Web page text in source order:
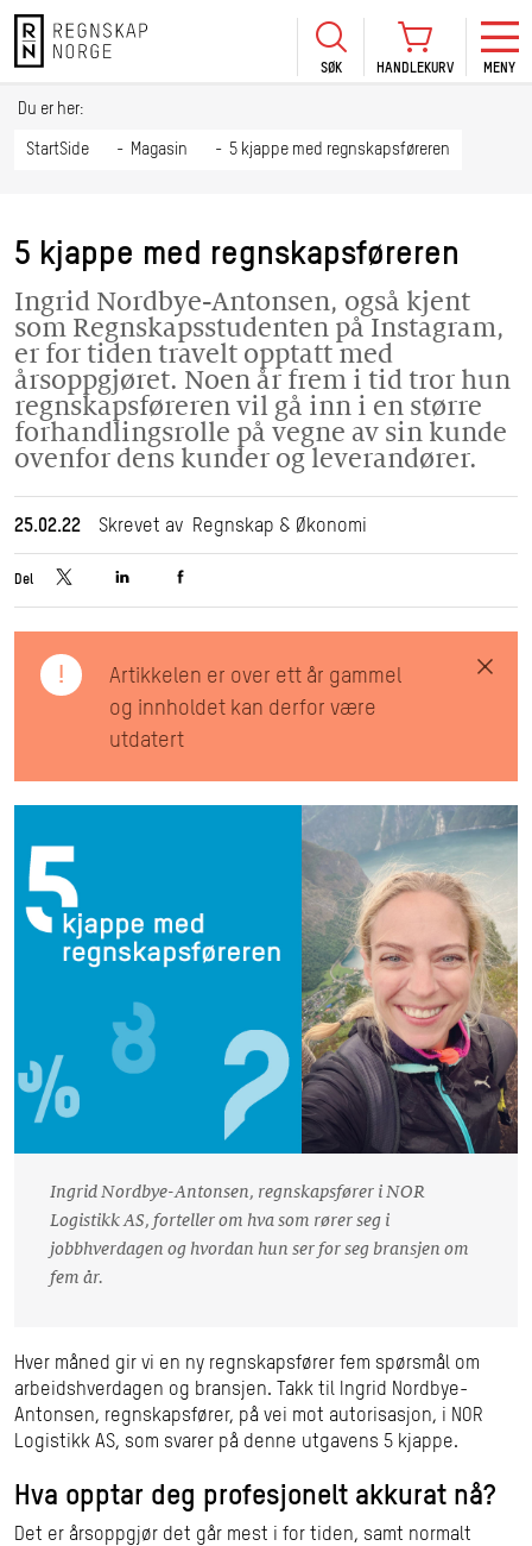
SØK HANDLEKURV MENY
2026
Kurs
Du er her:
StartSide Magasin 5 kjappe med regnskapsføreren
5 kjappe med regnskapsføreren
Ingrid Nordbye-Antonsen, også kjent
som Regnskapsstudenten på Instagram,
er for tiden travelt opptatt med
årsoppgjøret. Noen år frem i tid tror hun
regnskapsføreren vil gå inn i en større
forhandlingsrolle på vegne av sin kunde
ovenfor dens kunder og leverandører.
25.02.22 Skrevet av Regnskap & Økonomi
Del
!
Artikkelen er over ett år gammel
og innholdet kan derfor være
utdatert
Ingrid Nordbye-Antonsen, regnskapsfører i NOR
Logistikk AS, forteller om hva som rører seg i
jobbhverdagen og hvordan hun ser for seg bransjen om
fem år.
Hver måned gir vi en ny regnskapsfører fem spørsmål om
arbeidshverdagen og bransjen. Takk til Ingrid Nordbye-
Antonsen, regnskapsfører, på vei mot autorisasjon, i NOR
Logistikk AS, som svarer på denne utgavens 5 kjappe.
Hva opptar deg profesjonelt akkurat nå?
Det er årsoppgjør det går mest i for tiden, samt normalt